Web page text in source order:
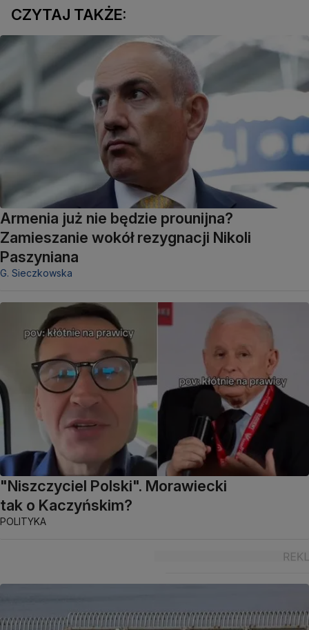
CZYTAJ TAKŻE:
Armenia już nie będzie prounijna?
Zamieszanie wokół rezygnacji Nikoli
Paszyniana
G. Sieczkowska
"Niszczyciel Polski". Morawiecki
tak o Kaczyńskim?
POLITYKA